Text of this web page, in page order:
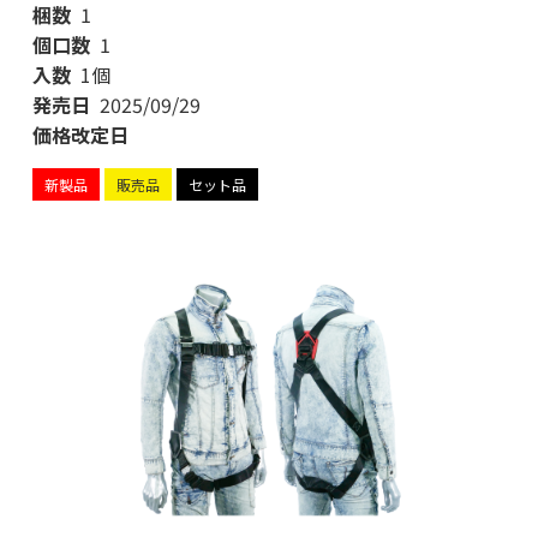
梱数 1
個口数 1
入数 1個
発売日 2025/09/29
価格改定日
新製品 販売品 セット品